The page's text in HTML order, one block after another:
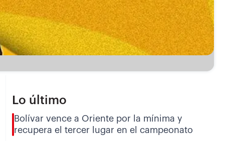
Lo último
Bolívar vence a Oriente por la mínima y
recupera el tercer lugar en el campeonato